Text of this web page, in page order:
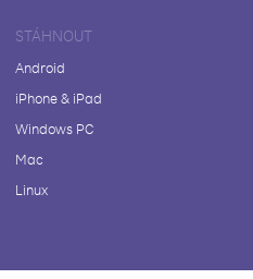
STÁHNOUT
Android
iPhone & iPad
Windows PC
Mac
Linux